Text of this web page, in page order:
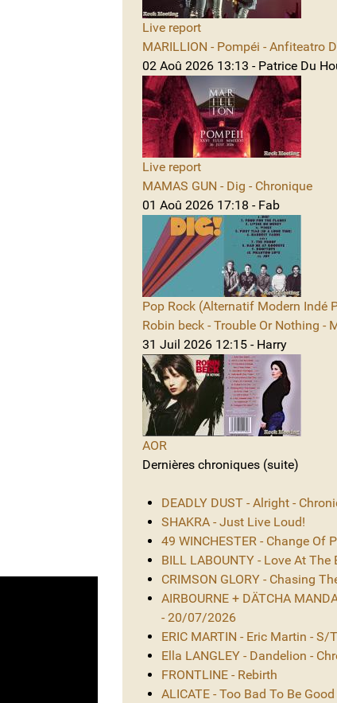
Live report
MARILLION - Pompéi - Anfiteatro
02 Aoû 2026 13:13 - Patrice Du
Live report
MAMAS GUN - Dig - Chronique
01 Aoû 2026 17:18 - Fab
Pop Rock (Alternatif Modern Indé
Robin beck - Trouble Or Nothing -
31 Juil 2026 12:15 - Harry
AOR
Dernières chroniques (suite)
DEADLY DUST - Alright -
SHAKRA - Just Live Loud!
49 WINCHESTER - Change Of
BILL LABOUNTY - Love At
CRIMSON GLORY - Chasing
AIRBOURNE + DÄTCHA
- 20/07/2026
ERIC MARTIN - Eric Martin -
Ella LANGLEY - Dandelion -
FRONTLINE - Rebirth
ALICATE - Too Bad To Be